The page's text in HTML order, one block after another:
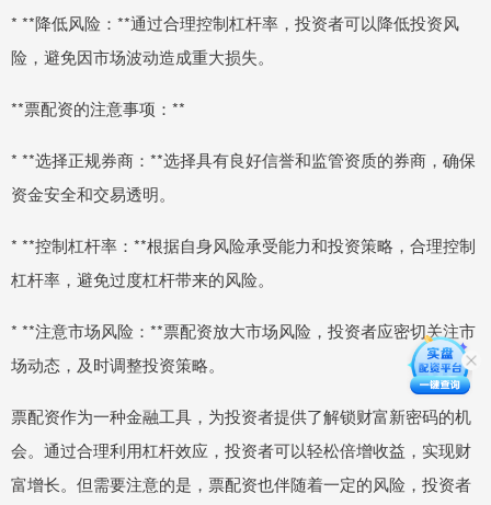
* **降低风险：**通过合理控制杠杆率，投资者可以降低投资风
险，避免因市场波动造成重大损失。
**票配资的注意事项：**
* **选择正规券商：**选择具有良好信誉和监管资质的券商，确保
资金安全和交易透明。
* **控制杠杆率：**根据自身风险承受能力和投资策略，合理控制
杠杆率，避免过度杠杆带来的风险。
* **注意市场风险：**票配资放大市场风险，投资者应密切关注市
场动态，及时调整投资策略。
票配资作为一种金融工具，为投资者提供了解锁财富新密码的机
会。通过合理利用杠杆效应，投资者可以轻松倍增收益，实现财
富增长。但需要注意的是，票配资也伴随着一定的风险，投资者